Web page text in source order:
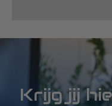
Krijg jij